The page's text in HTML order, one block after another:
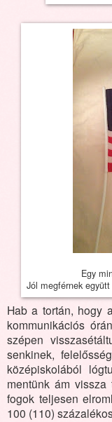
Egy
Jól megférnek
Hab a tortán, hogy
kommunikációs
szépen
senkinek,
középiskolából
mentünk ám
fogok teljesen
100 (110)